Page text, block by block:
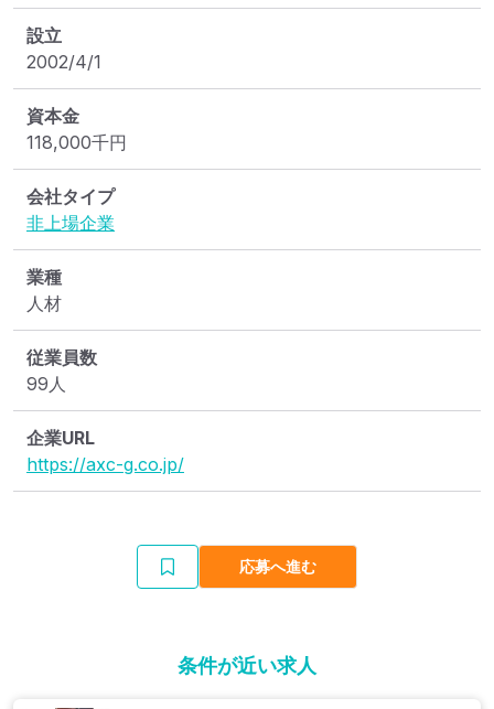
設立
2002/4/1
資本金
118,000千円
会社タイプ
非上場企業
業種
人材
従業員数
99人
企業URL
https://axc-g.co.jp/
応募へ進む
条件が近い求人